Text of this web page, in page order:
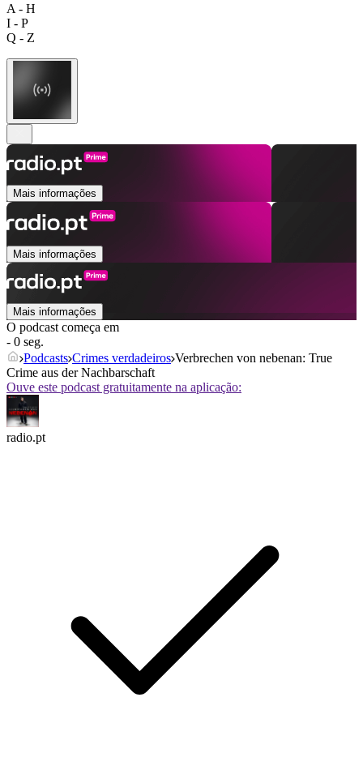
A - H
I - P
Q - Z
Mais informações
Mais informações
Mais informações
O podcast começa em
- 0 seg.
Podcasts Crimes verdadeiros Verbrechen von nebenan: True
Crime aus der Nachbarschaft
Ouve este podcast gratuitamente na aplicação:
radio.pt